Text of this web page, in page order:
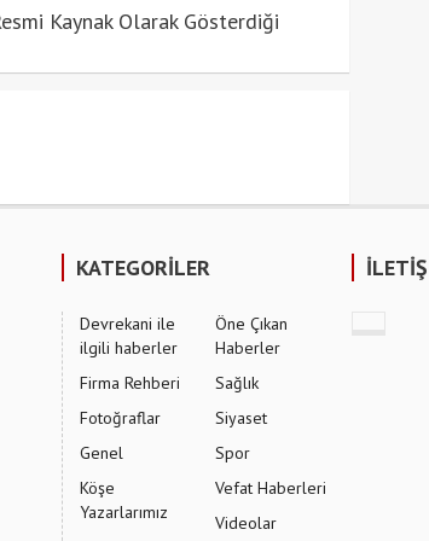
Kaynak Olarak Gösterdiği
KATEGORİLER
Devrekani ile
ilgili haberler
Firma Rehberi
Fotoğraflar
Genel
Köşe
Yazarlarımız
Öne Çıkan
Haberler
Sağlık
Siyaset
Spor
Vefat Haberleri
Videolar